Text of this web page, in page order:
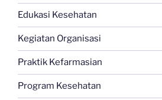
Edukasi Kesehatan
Kegiatan Organisasi
Praktik Kefarmasian
Program Kesehatan